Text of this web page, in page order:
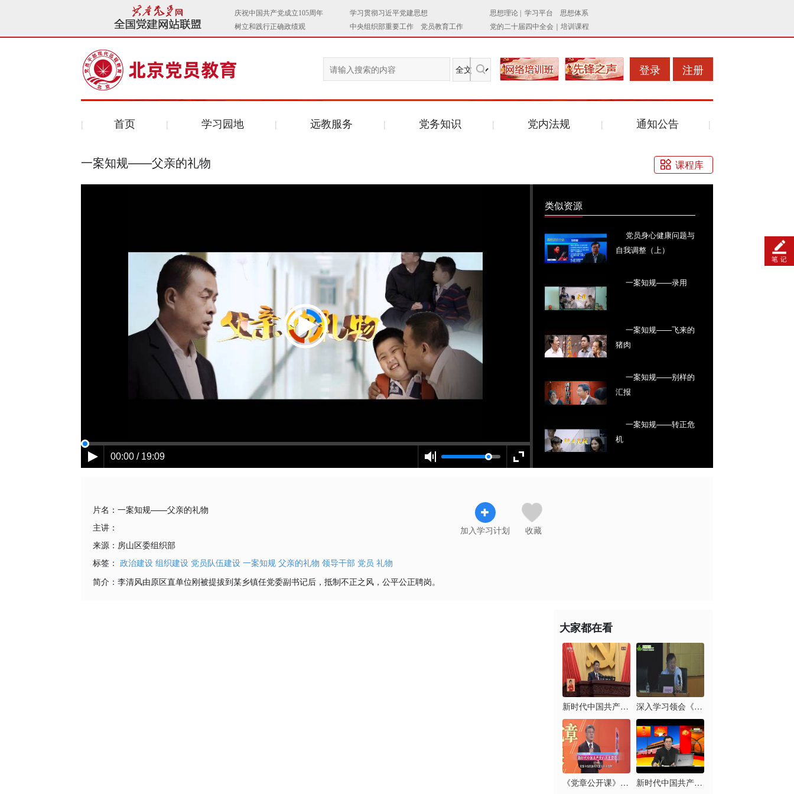
登录 注册
首页 学习园地 远教服务 党务知识 党内法规 通知公告
课程库
一案知规——父亲的礼物
00:00 / 19:09
类似资源
党员身心健康问题与
自我调整（上）
一案知规——录用
一案知规——飞来的
猪肉
一案知规——别样的
汇报
一案知规——转正危
机
片名： 一案知规——父亲的礼物
主讲：
来源： 房山区委组织部
标签： 政治建设 组织建设 党员队伍建设 一案知规 父亲的礼物 领导干部 党员 礼物
加入学习计划 收藏
简介： 李清风由原区直单位刚被提拔到某乡镇任党委副书记后，抵制不正之风，公平公正聘岗。
大家都在看
新时代中国共产党的历... 深入学习领会《习近平...
《党章公开课》第六讲... 新时代中国共产党的历...